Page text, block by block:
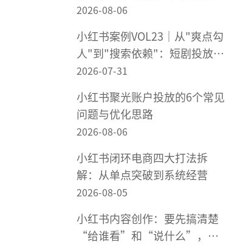
在小红书"被想起来"
2026-08-06
小红书案例VOL23｜从"爽点勾
人"到"搜索依赖"：短剧投放不
该靠赌爆款
2026-07-31
小红书聚光账户投放的6个常见
问题与优化思路
2026-08-06
小红书闭环电商四大打法拆
解：从单点突破到系统经营
2026-08-05
小红书内容创作：要先搞清楚
“给谁看”和“说什么”，再